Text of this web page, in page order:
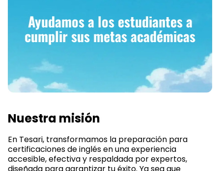
Ayudamos a los estudiantes a
cumplir sus metas académicas
Nuestra misión
En Tesari, transformamos la preparación para
certificaciones de inglés en una experiencia
accesible, efectiva y respaldada por expertos,